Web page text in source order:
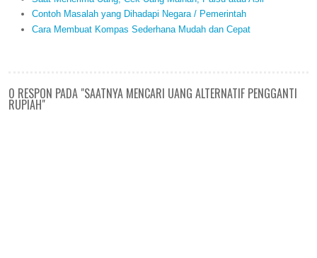
Contoh Masalah yang Dihadapi Negara / Pemerintah
Cara Membuat Kompas Sederhana Mudah dan Cepat
0 RESPON PADA "SAATNYA MENCARI UANG ALTERNATIF PENGGANTI
RUPIAH"